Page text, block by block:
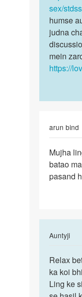
by
sex/
humse
judna
mein
https://
arun bind
Mujha
ling
mota
Mujha
batao
pasand
AuntyjiIn
to
ling
Relax
bete!
Ling
ka
Relax
ka koi
Ling ke